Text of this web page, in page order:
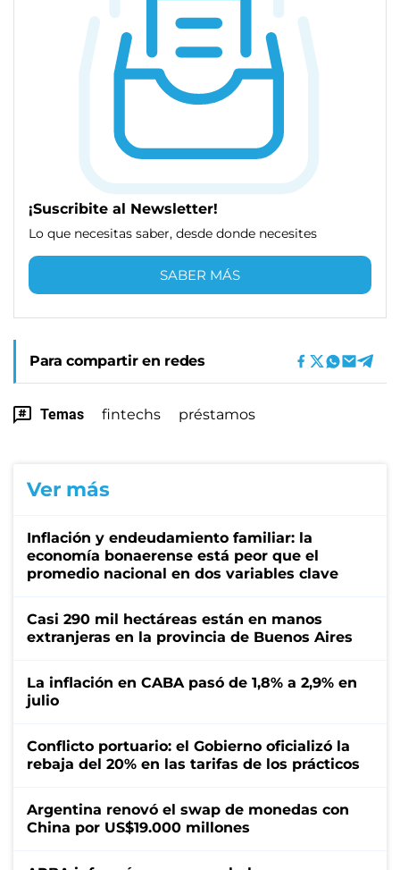
¡Suscribite al Newsletter!
Lo que necesitas saber, desde donde necesites
SABER MÁS
Para compartir en redes
Temas fintechs préstamos
Ver más
Inflación y endeudamiento familiar: la
economía bonaerense está peor que el
promedio nacional en dos variables clave
Casi 290 mil hectáreas están en manos
extranjeras en la provincia de Buenos Aires
La inflación en CABA pasó de 1,8% a 2,9% en
julio
Conflicto portuario: el Gobierno oficializó la
rebaja del 20% en las tarifas de los prácticos
Argentina renovó el swap de monedas con
China por US$19.000 millones